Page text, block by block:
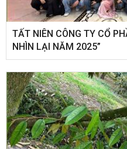
​TẤT NIÊN CÔNG TY CỔ
NHÌN LẠI NĂM 2025”